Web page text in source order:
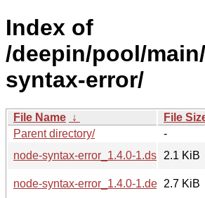
Index of
/deepin/pool/
syntax-error/
File Name ↓ File
Parent directory/
-
node-syntax-error_1.4.0-1.dsc
2.1 KiB
node-syntax-error_1.4.0-1.debian.tar.xz
2.7 KiB